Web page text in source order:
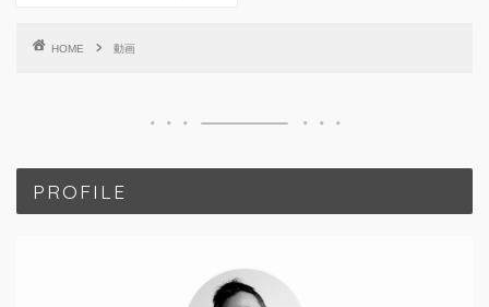
HOME 動画
PROFILE